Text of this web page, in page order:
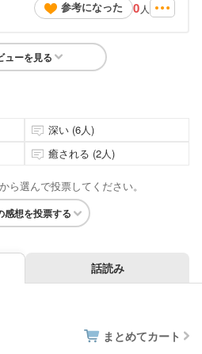
参考になった
0 人
ューを見る
深い (6人)
癒される (2人)
ら選んで投票してください。
感想を投票する
話読み
まとめてカート